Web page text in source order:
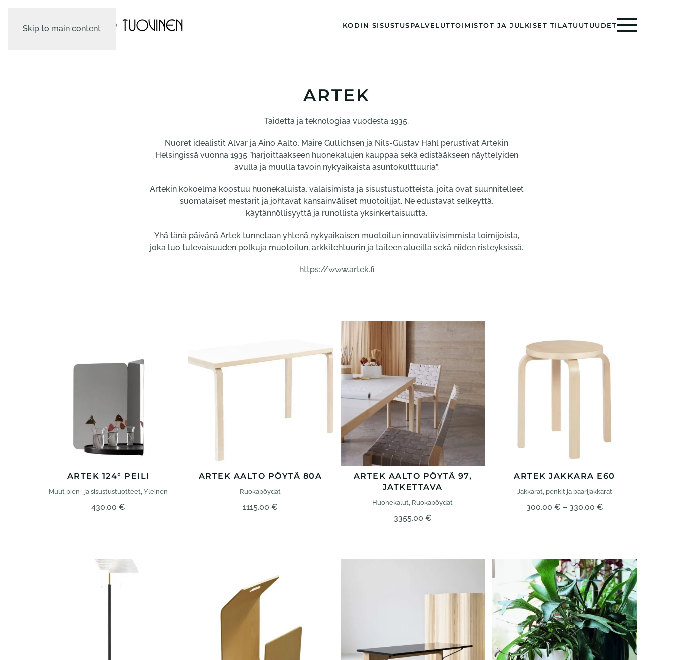
Skip to main content KODIN SISUSTUSPALVELUTTOIMISTOT JA JULKISET TILATUUTUUDET
ARTEK
Taidetta ja teknologiaa vuodesta 1935.
Nuoret idealistit Alvar ja Aino Aalto, Maire Gullichsen ja Nils-Gustav Hahl perustivat Artekin
Helsingissä vuonna 1935 ”harjoittaakseen huonekalujen kauppaa sekä edistääkseen näyttelyiden
avulla ja muulla tavoin nykyaikaista asuntokulttuuria”.
Artekin kokoelma koostuu huonekaluista, valaisimista ja sisustustuotteista, joita ovat suunnitelleet
suomalaiset mestarit ja johtavat kansainväliset muotoilijat. Ne edustavat selkeyttä,
käytännöllisyyttä ja runollista yksinkertaisuutta.
Yhä tänä päivänä Artek tunnetaan yhtenä nykyaikaisen muotoilun innovatiivisimmista toimijoista,
joka luo tulevaisuuden polkuja muotoilun, arkkitehtuurin ja taiteen alueilla sekä niiden risteyksissä.
https://www.artek.fi
ARTEK 124° PEILI
Muut pien- ja sisustus­tuotteet ,Yleinen
430,00€
ARTEK AALTO PÖYTÄ 80A
Ruokapöydät
1115,00€
ARTEK AALTO PÖYTÄ 97,
JATKETTAVA
Huonekalut Ruokapöydät
3355,00 €
ARTEK JAKKARA E60
Jakkarat, penkit ja baari­jakkarat
300,00 € – 330,00 €Hintaluokka: